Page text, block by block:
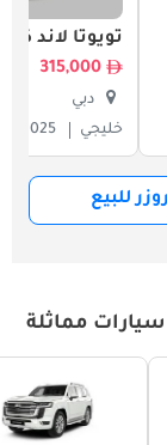
تويوتا لاند
315,000
دبي
خليجي
2025
للبيع
سيارات مماثلة